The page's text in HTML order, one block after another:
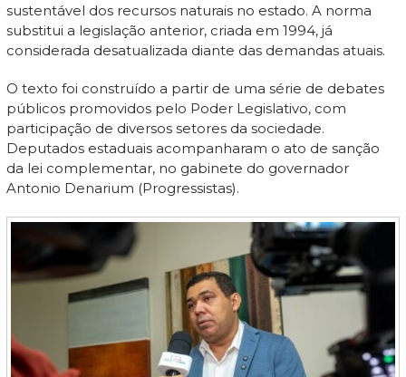
sustentável dos recursos naturais no estado. A norma
substitui a legislação anterior, criada em 1994, já
considerada desatualizada diante das demandas atuais.
O texto foi construído a partir de uma série de debates
públicos promovidos pelo Poder Legislativo, com
participação de diversos setores da sociedade.
Deputados estaduais acompanharam o ato de sanção
da lei complementar, no gabinete do governador
Antonio Denarium (Progressistas).